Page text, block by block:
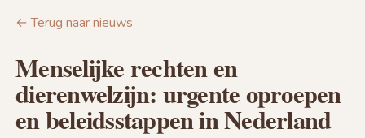
← Terug naar nieuws
Menselijke rechten en
dierenwelzijn: urgente oproepen
en beleidsstappen in Nederland